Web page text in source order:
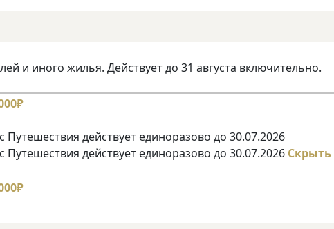
и иного жилья. Действует до 31 августа включительно.
действует единоразово до 30.07.2026
действует единоразово до 30.07.2026 Скрыть